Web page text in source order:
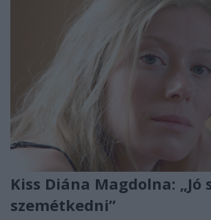
Kiss Diána Magdolna: „Jó
szemétkedni”